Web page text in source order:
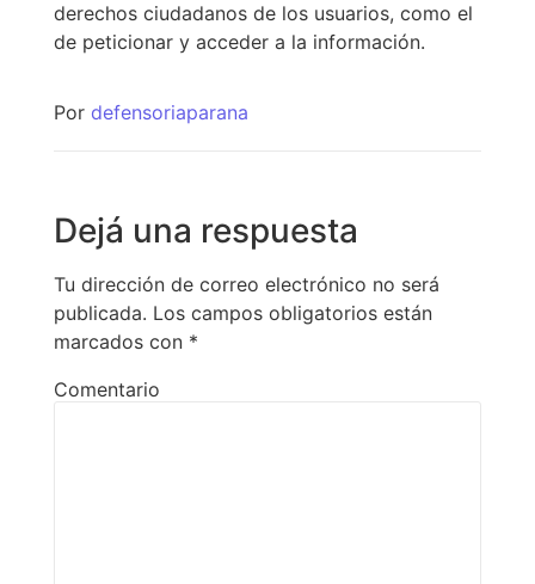
derechos ciudadanos de los usuarios, como el
de peticionar y acceder a la información.
Por defensoriaparana
Dejá una respuesta
Tu dirección de correo electrónico no será
publicada. Los campos obligatorios están
marcados con *
Comentario